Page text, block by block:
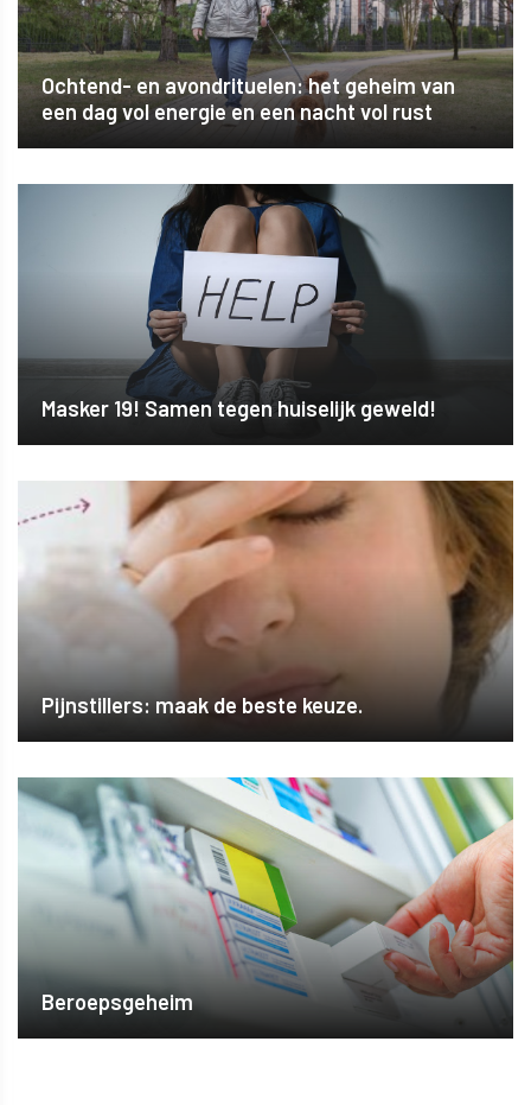
Ochtend- en avondrituelen: het geheim van
een dag vol energie en een nacht vol rust
Masker 19! Samen tegen huiselijk geweld!
Pijnstillers: maak de beste keuze.
Beroepsgeheim